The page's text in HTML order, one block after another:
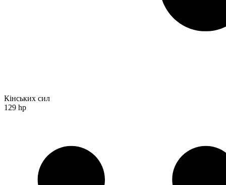
Кінських сил
129 hp